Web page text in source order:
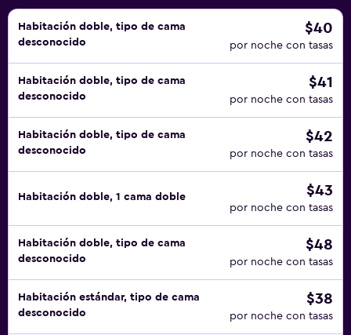
Habitación doble, tipo de cama
desconocido
$40
por noche con tasas
Habitación doble, tipo de cama
desconocido
$41
por noche con tasas
Habitación doble, tipo de cama
desconocido
$42
por noche con tasas
Habitación doble, 1 cama doble $43
por noche con tasas
Habitación doble, tipo de cama
desconocido
$48
por noche con tasas
Habitación estándar, tipo de cama
desconocido
$38
por noche con tasas